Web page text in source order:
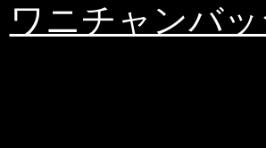
ワニチャンバッ